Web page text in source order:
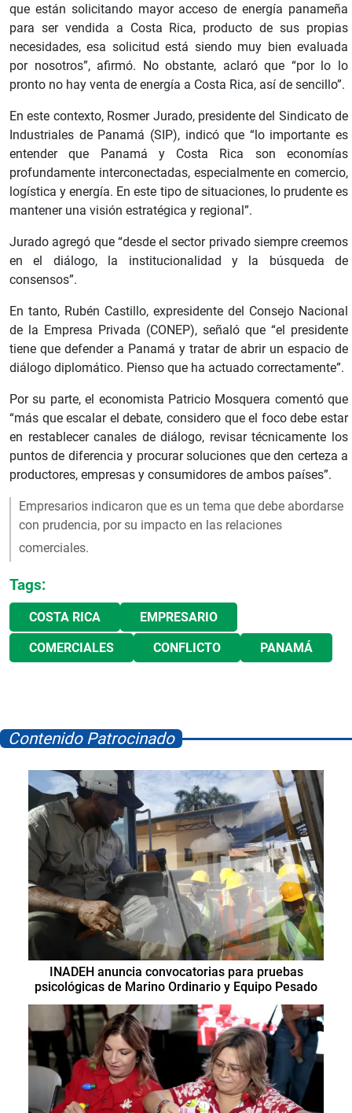
que están solicitando mayor acceso de energía panameña
para ser vendida a Costa Rica, producto de sus propias
necesidades, esa solicitud está siendo muy bien evaluada
por nosotros”, afirmó. No obstante, aclaró que “por lo lo
pronto no hay venta de energía a Costa Rica, así de sencillo”.
En este contexto, Rosmer Jurado, presidente del Sindicato de
Industriales de Panamá (SIP), indicó que “lo importante es
entender que Panamá y Costa Rica son economías
profundamente interconectadas, especialmente en comercio,
logística y energía. En este tipo de situaciones, lo prudente es
mantener una visión estratégica y regional”.
Jurado agregó que “desde el sector privado siempre creemos
en el diálogo, la institucionalidad y la búsqueda de
consensos”.
En tanto, Rubén Castillo, expresidente del Consejo Nacional
de la Empresa Privada (CONEP), señaló que “el presidente
tiene que defender a Panamá y tratar de abrir un espacio de
diálogo diplomático. Pienso que ha actuado correctamente”.
Por su parte, el economista Patricio Mosquera comentó que
“más que escalar el debate, considero que el foco debe estar
en restablecer canales de diálogo, revisar técnicamente los
puntos de diferencia y procurar soluciones que den certeza a
productores, empresas y consumidores de ambos países”.
Empresarios indicaron que es un tema que debe abordarse
con prudencia, por su impacto en las relaciones
comerciales.
Tags:
COSTA RICA EMPRESARIO
COMERCIALES CONFLICTO PANAMÁ
Contenido Patrocinado
INADEH anuncia convocatorias para pruebas
psicológicas de Marino Ordinario y Equipo Pesado